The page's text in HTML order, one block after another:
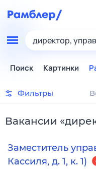
директор,
Поиск Картинки
Фильтры
Вакансии «
Заместитель
Кассиля, д. 1, к. 1)